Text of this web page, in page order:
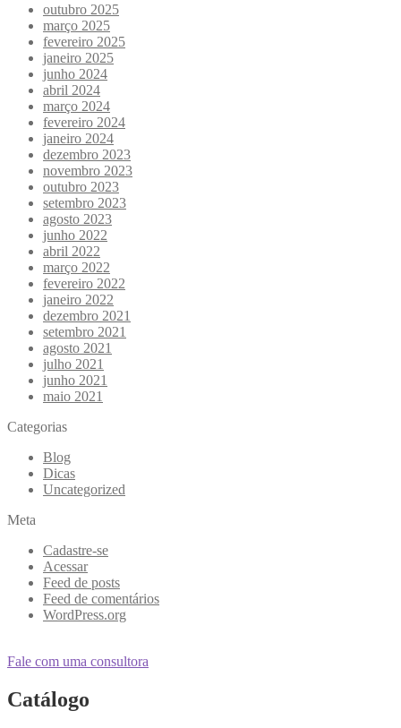
outubro 2025
março 2025
fevereiro 2025
janeiro 2025
junho 2024
abril 2024
março 2024
fevereiro 2024
janeiro 2024
dezembro 2023
novembro 2023
outubro 2023
setembro 2023
agosto 2023
junho 2022
abril 2022
março 2022
fevereiro 2022
janeiro 2022
dezembro 2021
setembro 2021
agosto 2021
julho 2021
junho 2021
maio 2021
Categorias
Blog
Dicas
Uncategorized
Meta
Cadastre-se
Acessar
Feed de posts
Feed de comentários
WordPress.org
Fale com uma consultora
Catálogo